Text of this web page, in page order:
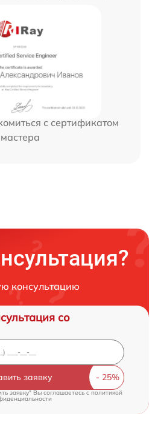
с сертификатом
мастера
консультацию
со
заявку
заявку" Вы соглашаетесь cполитикой